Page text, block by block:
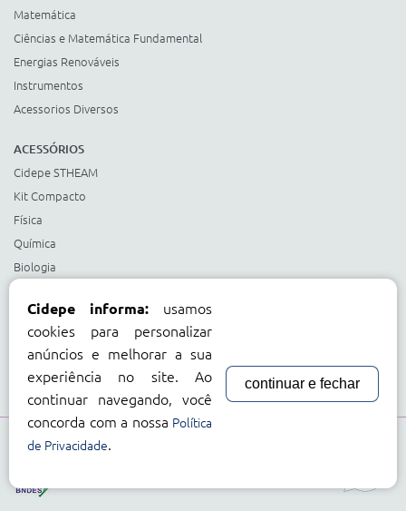
Matemática
Ciências e Matemática Fundamental
Energias Renováveis
Instrumentos
Acessorios Diversos
ACESSÓRIOS
Cidepe STHEAM
Kit Compacto
Física
Química
Biologia
Ciências e Matemática Fundamental
Energias Renováveis
Instrumentos
Acessorios Diversos
Compre com:
Cidepe informa: usamos
cookies para personalizar
anúncios e melhorar a sua
experiência no site. Ao
continuar navegando, você
concorda com a nossa Política
de Privacidade.
continuar e fechar